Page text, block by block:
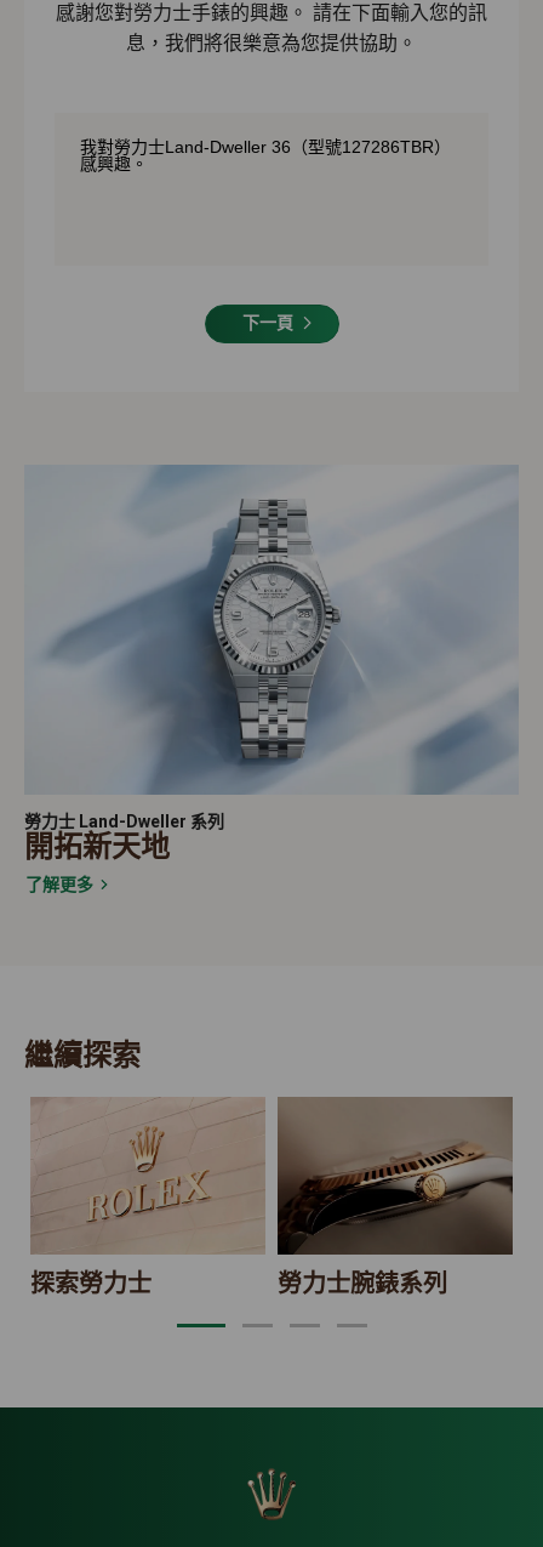
感謝您對勞力士手錶的興趣。 請在下面輸入您的訊
息，我們將很樂意為您提供協助。
下一頁
勞力士 Land-Dweller 系列
開拓新天地
了解更多
繼續探索
探索勞力士 勞力士腕錶系列